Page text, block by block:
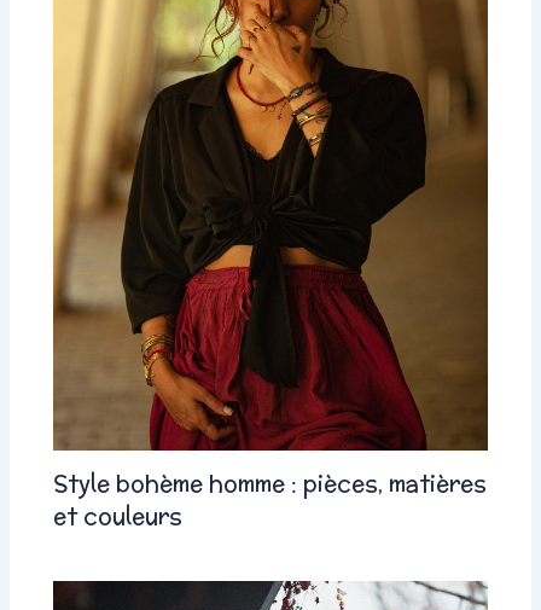
Style bohème homme : pièces, matières
et couleurs